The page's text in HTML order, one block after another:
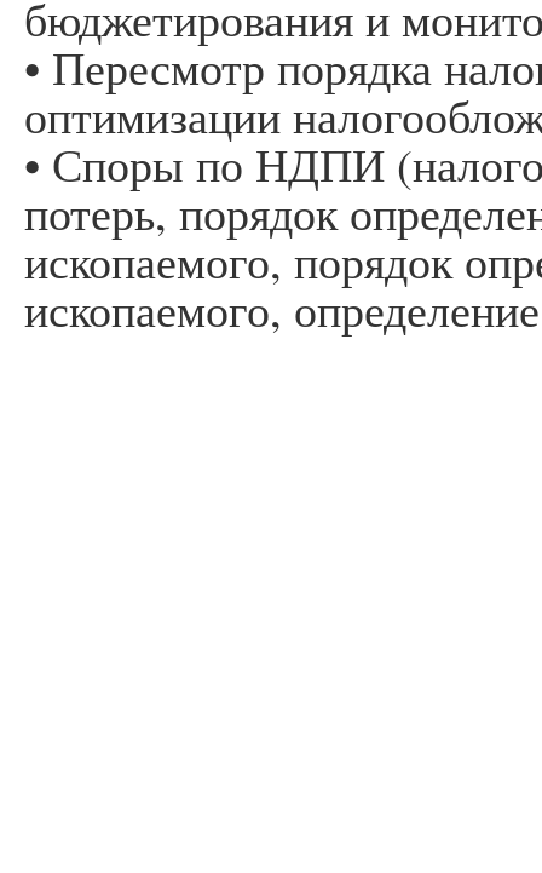
бюджетирования и
• Пересмотр порядка
оптимизации
• Споры по НДПИ
потерь, порядок
ископаемого, порядок
ископаемого,